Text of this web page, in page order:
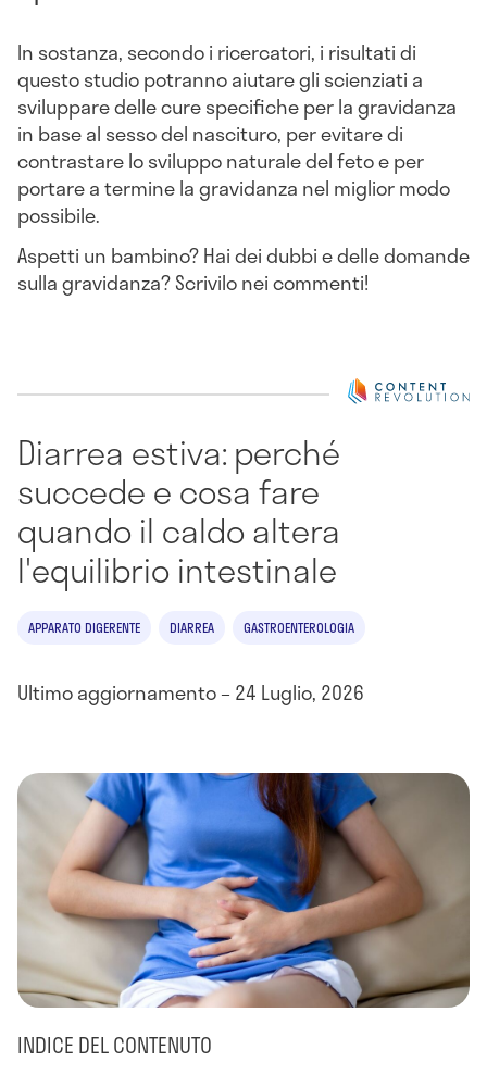
In sostanza, secondo i ricercatori, i risultati di
questo studio potranno aiutare gli scienziati a
sviluppare delle cure specifiche per la gravidanza
in base al sesso del nascituro, per evitare di
contrastare lo sviluppo naturale del feto e per
portare a termine la gravidanza nel miglior modo
possibile.
Aspetti un bambino? Hai dei dubbi e delle domande
sulla gravidanza? Scrivilo nei commenti!
Diarrea estiva: perché
succede e cosa fare
quando il caldo altera
l'equilibrio intestinale
APPARATO DIGERENTE DIARREA GASTROENTEROLOGIA
Ultimo aggiornamento – 24 Luglio, 2026
INDICE DEL CONTENUTO